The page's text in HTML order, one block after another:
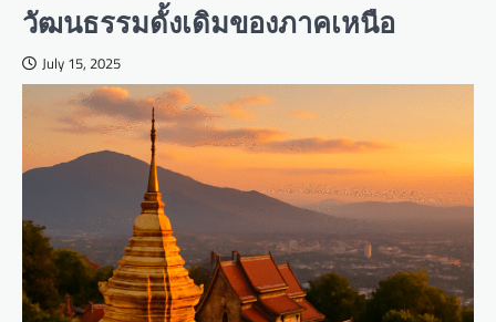
วัฒนธรรมดั้งเดิมของภาคเหนือ
July 15, 2025